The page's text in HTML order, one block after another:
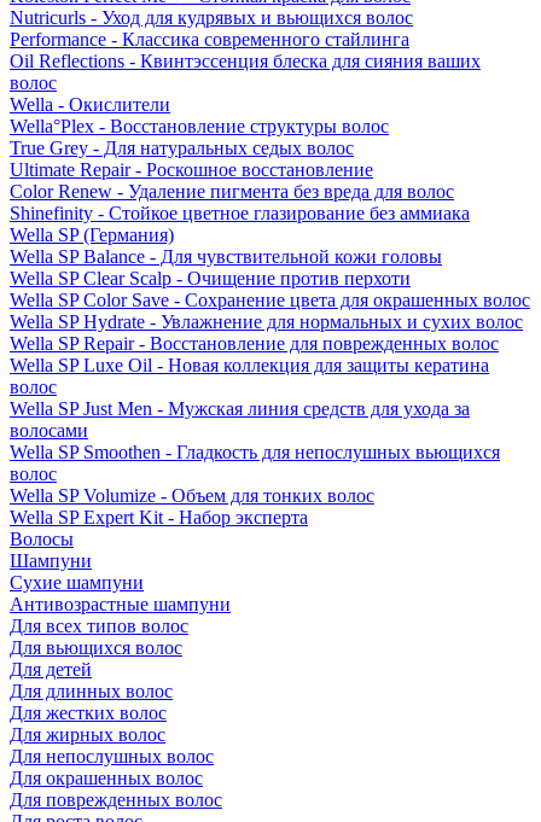
Nutricurls - Уход для кудрявых и вьющихся волос
Performance - Классика современного стайлинга
Oil Reflections - Квинтэссенция блеска для сияния ваших
волос
Wella - Окислители
Wella°Plex - Восстановление структуры волос
True Grey - Для натуральных седых волос
Ultimate Repair - Роскошное восстановление
Color Renew - Удаление пигмента без вреда для волос
Shinefinity - Стойкое цветное глазирование без аммиака
Wella SP (Германия)
Wella SP Balance - Для чувствительной кожи головы
Wella SP Clear Scalp - Очищение против перхоти
Wella SP Color Save - Сохранение цвета для окрашенных волос
Wella SP Hydrate - Увлажнение для нормальных и сухих волос
Wella SP Repair - Восстановление для поврежденных волос
Wella SP Luxe Oil - Новая коллекция для защиты кератина
волос
Wella SP Just Men - Мужская линия средств для ухода за
волосами
Wella SP Smoothen - Гладкость для непослушных вьющихся
волос
Wella SP Volumize - Объем для тонких волос
Wella SP Expert Kit - Набор эксперта
Волосы
Шампуни
Сухие шампуни
Антивозрастные шампуни
Для всех типов волос
Для вьющихся волос
Для детей
Для длинных волос
Для жестких волос
Для жирных волос
Для непослушных волос
Для окрашенных волос
Для поврежденных волос